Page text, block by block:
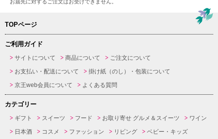
お届先に対するご注文はお受けできません。
TOPページ
ご利用ガイド
サイトについて 商品について
ご注文について
お支払い・配送について
掛け紙（のし）・包装について
京王web会員について
よくある質問
カテゴリー
ギフト スイーツ フード お取り寄せ グルメ＆スイーツ
ワイン
日本酒
コスメ ファッション リビング
ベビー・キッズ